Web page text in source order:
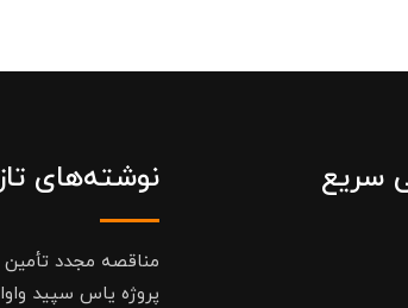
سریع نوشته‌های
مناقصه مجدد تأمین
پروژه یاس سپید